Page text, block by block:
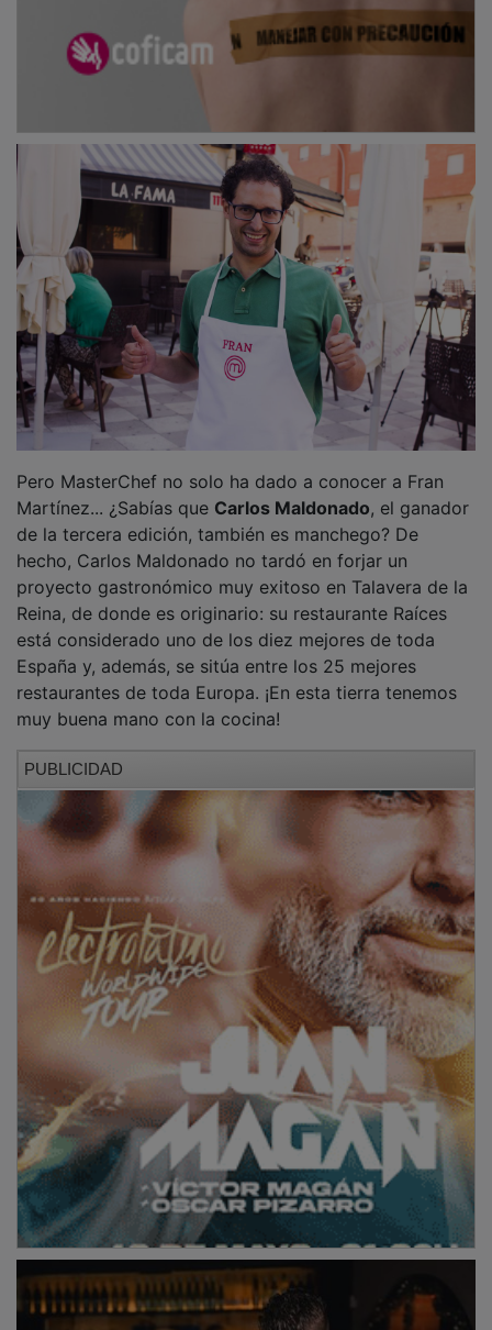
Martínez... ¿Sabías queCarlos Maldonado, el ganador
de la tercera edición, también es manchego? De
hecho, Carlos Maldonado no tardó en forjar un
proyecto gastronómico muy exitoso en Talavera de la
Reina, de donde es originario: su restaurante Raíces
está considerado uno de los diez mejores de toda
España y, además, se sitúa entre los 25 mejores
restaurantes de toda Europa. ¡En esta tierra tenemos
muy buena mano con la cocina!